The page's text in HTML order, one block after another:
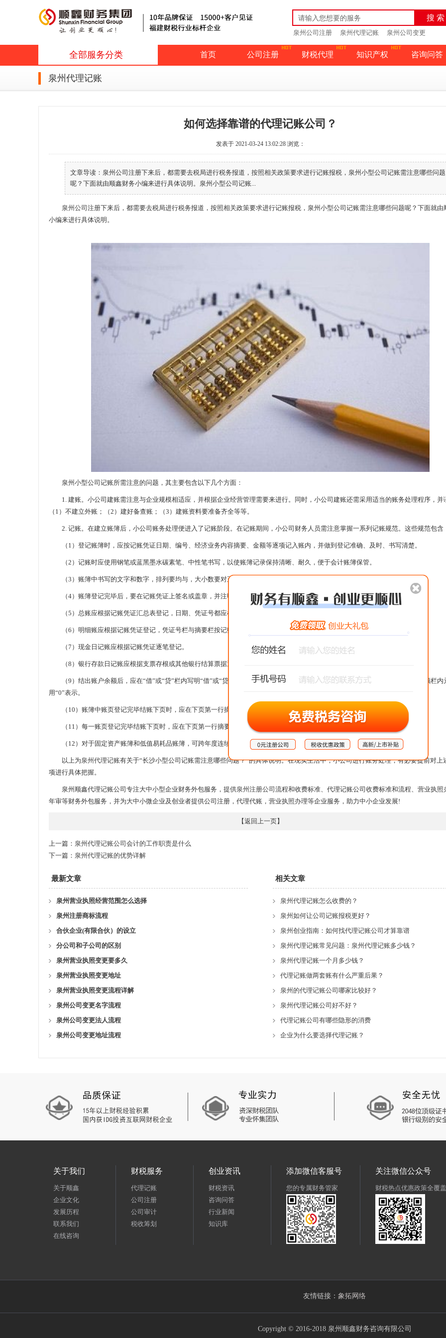
搜 索
泉州公司注册 泉州代理记账 泉州公司变更
全部服务分类 首页 公司注册 财税代理 知识产权 咨询问答
泉州代理记账
如何选择靠谱的代理记账公司？
发表于 2021-03-24 13:02:28 浏览：
文章导读：泉州公司注册下来后，都需要去税局进行税务报道，按照相关政策要求进行记账报税，泉州小型公司记账需注意哪些问题
呢？下面就由顺鑫财务小编来进行具体说明。泉州小型公司记账...
泉州公司注册下来后，都需要去税局进行税务报道，按照相关政策要求进行记账报税，泉州小型公司记账需注意哪些问题呢？下面就由
小编来进行具体说明。
泉州小型公司记账所需注意的问题，其主要包含以下几个方面：
1. 建账。小公司建账需注意与企业规模相适应，并根据企业经营管理需要来进行。同时，小公司建账还需采用适当的账务处理程序，并
（1）不建立外账；（2）建好备查账；（3）建账资料要准备齐全等等。
2. 记账。在建立账簿后，小公司账务处理便进入了记账阶段。在记账期间，小公司财务人员需注意掌握一系列记账规范。这些规范包含
（1）登记账簿时，应按记账凭证日期、编号、经济业务内容摘要、金额等逐项记入账内，并做到登记准确、及时、书写清楚。
（2）记账时应使用钢笔或蓝黑墨水碳素笔、中性笔书写，以使账簿记录保持清晰、耐久，便于会计账簿保管。
（3）账簿中书写的文字和数字，排列要均与，大小数要对正，这样不仅可使数字得到清晰的反映，也便于改正记账错误。
（4）账簿登记完毕后，要在记账凭证上签名或盖章，并注明已登记符号。
（5）总账应根据记账凭证汇总表登记，日期、凭证号都应根据记账凭证汇总表填写。
（6）明细账应根据记账凭证登记，凭证号栏与摘要栏按记账凭证号与摘要填写。
（7）现金日记账应根据记账凭证逐笔登记。
（8）银行存款日记账应根据支票存根或其他银行结算票据逐笔登记。
（9）结出账户余额后，应在“借”或“贷”栏内写明“借”或“贷”字样；没有账户余额的账户，应在“借”或“贷”栏内写“平”字，并在金额栏内
用“0”表示。
（10）账簿中账页登记完毕结账下页时，应在下页第一行摘要栏注明“承前页”字样。
（11）每一账页登记完毕结账下页时，应在下页第一行摘要栏注明“承前页”字样。
（12）对于固定资产账簿和低值易耗品账簿，可跨年度连续使用。
以上为泉州代理记账有关于“长沙小型公司记账需注意哪些问题？”的具体说明。在现实生活中，小公司进行账务处理，有必要提前对上
项进行具体把握。
泉州顺鑫代理记账公司专注大中小型企业财务外包服务，提供泉州注册公司 流程和收费标准、代理记账公司收费标准和流程、营业执照
年审等财务外包服务，并为大中小微企业及创业者提供公司注册，代理代账，营业执照办理等企业服务，助力中小企业发展!
【返回上一页】
上一篇： 泉州代理记账公司会计的工作职责是什么
下一篇： 泉州代理记账的优势详解
最新文章
泉州营业执照经营范围怎么选择
泉州注册商标流程
合伙企业(有限合伙）的设立
分公司和子公司的区别
泉州营业执照变更要多久
泉州营业执照变更地址
泉州营业执照变更流程详解
泉州公司变更名字流程
泉州公司变更法人流程
泉州公司变更地址流程
相关文章
泉州代理记账怎么收费的？
泉州如何让公司记账报税更好？
泉州创业指南：如何找代理记账公司才算靠谱
泉州代理记账常见问题：泉州代理记账多少钱？
泉州代理记账一个月多少钱？
代理记账做两套账有什么严重后果？
泉州的代理记账公司哪家比较好？
泉州代理记账公司好不好？
代理记账公司有哪些隐形的消费
企业为什么要选择代理记账？
关于我们
关于顺鑫
企业文化
发展历程
联系我们
在线咨询
财税服务
代理记账
公司注册
公司审计
税收筹划
创业资讯
财税资讯
咨询问答
行业新闻
知识库
添加微信客服号
您的专属财务管家
关注微信公众号
财税热点优惠政策全覆盖
友情链接： 象拓网络
Copyright © 2016-2018 泉州顺鑫财务咨询有限公司